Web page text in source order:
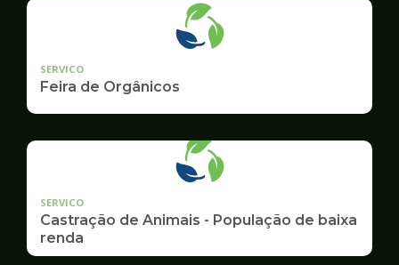
SERVICO
Feira de Orgânicos
SERVICO
Castração de Animais - População de baixa
renda